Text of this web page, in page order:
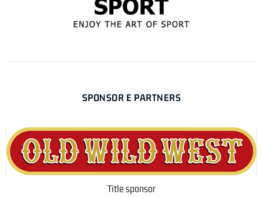
SPONSOR E PARTNERS
Title sponsor